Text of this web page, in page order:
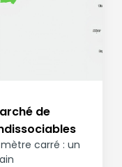
de
carré : un